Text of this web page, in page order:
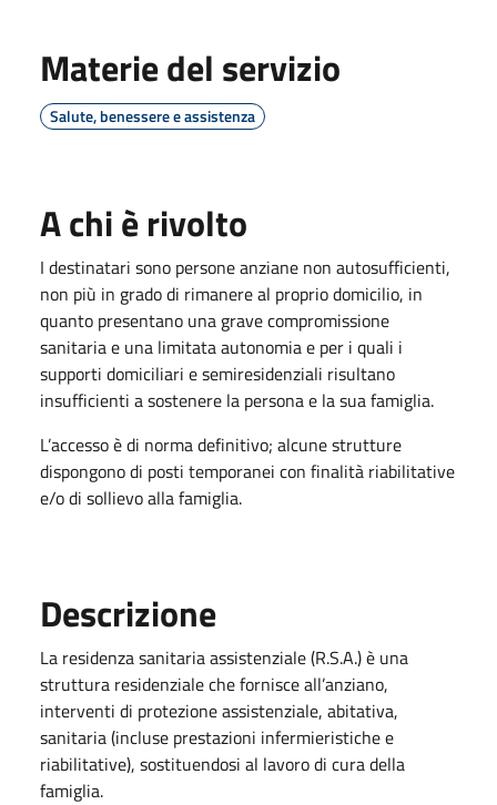
Materie del servizio
Salute, benessere e assistenza
A chi è rivolto
I destinatari sono persone anziane non autosufficienti,
non più in grado di rimanere al proprio domicilio, in
quanto presentano una grave compromissione
sanitaria e una limitata autonomia e per i quali i
supporti domiciliari e semiresidenziali risultano
insufficienti a sostenere la persona e la sua famiglia.
L’accesso è di norma definitivo; alcune strutture
dispongono di posti temporanei con finalità riabilitative
e/o di sollievo alla famiglia.
Descrizione
La residenza sanitaria assistenziale (R.S.A.) è una
struttura residenziale che fornisce all’anziano,
interventi di protezione assistenziale, abitativa,
sanitaria (incluse prestazioni infermieristiche e
riabilitative), sostituendosi al lavoro di cura della
famiglia.